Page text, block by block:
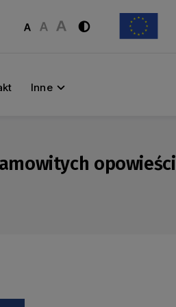
Inne
opowieści